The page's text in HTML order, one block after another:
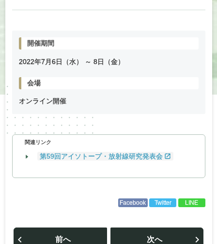
開催期間
2022年7月6日（水） ～ 8日（金）
会場
オンライン開催
関連リンク
第59回アイソトープ・放射線研究発表会
Facebook Twitter LINE
投
前へ 次へ